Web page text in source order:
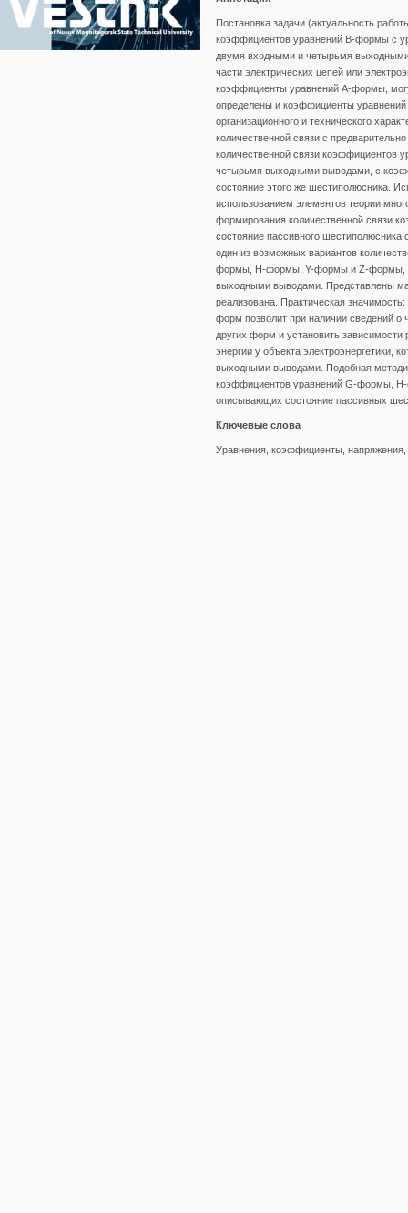
Постановка задачи (актуальность
коэффициентов уравнений В-формы с
двумя входными и четырьмя
части электрических цепей или
коэффициенты уравнений А-формы,
определены и коэффициенты
организационного и технического
количественной связи с
количественной связи
четырьмя выходными выводами, с
состояние этого же шестиполюсника.
использованием элементов теории
формирования количественной связи
состояние пассивного
один из возможных вариантов
формы, H-формы, Y-формы и Z-формы,
выходными выводами. Представлены
реализована. Практическая
форм позволит при наличии сведений
других форм и установить
энергии у объекта
выходными выводами. Подобная
коэффициентов уравнений G-формы,
описывающих состояние пассивных
Ключевые слова
Уравнения, коэффициенты,